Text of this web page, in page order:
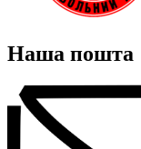
Наша пошта